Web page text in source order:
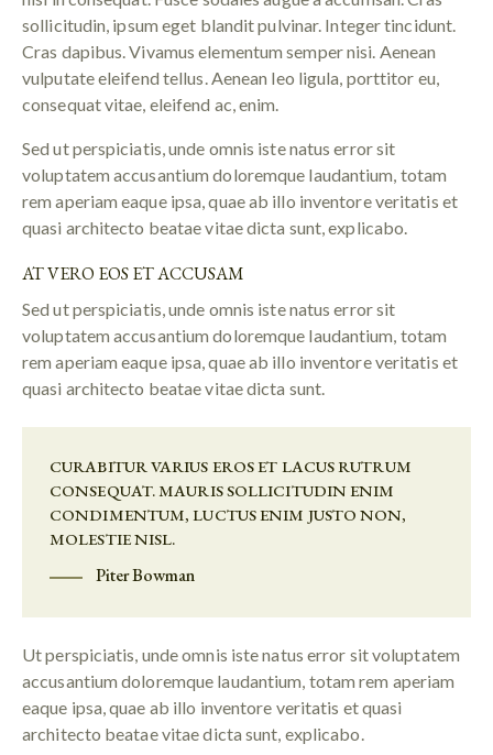
sollicitudin, ipsum eget blandit pulvinar. Integer tincidunt.
Cras dapibus. Vivamus elementum semper nisi. Aenean
vulputate eleifend tellus. Aenean leo ligula, porttitor eu,
consequat vitae, eleifend ac, enim.
Sed ut perspiciatis, unde omnis iste natus error sit
voluptatem accusantium doloremque laudantium, totam
rem aperiam eaque ipsa, quae ab illo inventore veritatis et
quasi architecto beatae vitae dicta sunt, explicabo.
AT VERO EOS ET ACCUSAM
Sed ut perspiciatis, unde omnis iste natus error sit
voluptatem accusantium doloremque laudantium, totam
rem aperiam eaque ipsa, quae ab illo inventore veritatis et
quasi architecto beatae vitae dicta sunt.
CURABITUR VARIUS EROS ET LACUS RUTRUM
CONSEQUAT. MAURIS SOLLICITUDIN ENIM
CONDIMENTUM, LUCTUS ENIM JUSTO NON,
MOLESTIE NISL.
Piter Bowman
Ut perspiciatis, unde omnis iste natus error sit voluptatem
accusantium doloremque laudantium, totam rem aperiam
eaque ipsa, quae ab illo inventore veritatis et quasi
architecto beatae vitae dicta sunt, explicabo.